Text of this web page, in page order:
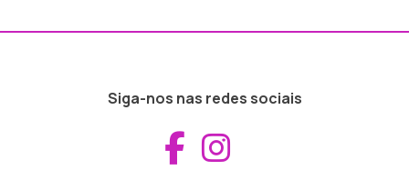
Siga-nos nas redes sociais
Aceder ao